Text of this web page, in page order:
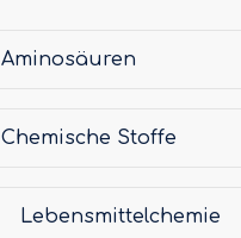
Aminosäuren
Chemische Stoffe
Lebensmittelchemie